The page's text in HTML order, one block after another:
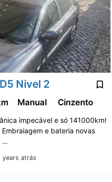
Nivel 2
years atrás
Manual Cinzento
impecável e só 141000km!
e bateria novas
…